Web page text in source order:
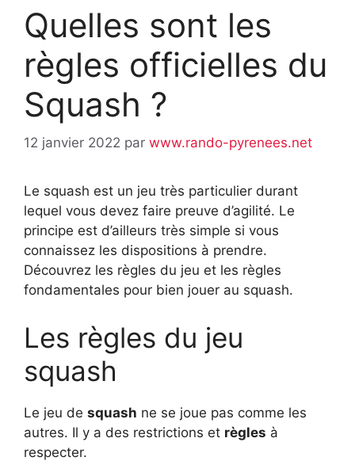
Quelles sont les
règles officielles du
Squash ?
12 janvier 2022 par www.rando-pyrenees.net
Le squash est un jeu très particulier durant
lequel vous devez faire preuve d’agilité. Le
principe est d’ailleurs très simple si vous
connaissez les dispositions à prendre.
Découvrez les règles du jeu et les règles
fondamentales pour bien jouer au squash.
Les règles du jeu
squash
Le jeu de squash ne se joue pas comme les
autres. Il y a des restrictions et règles à
respecter.